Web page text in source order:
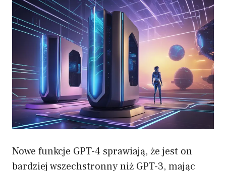
Nowe funkcje GPT-4 sprawiają, że jest on
bardziej wszechstronny niż GPT-3, mając